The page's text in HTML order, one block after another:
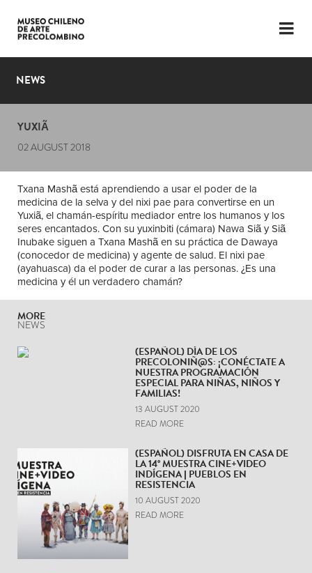
LANGUAGE
PLAN YOUR VISIT
EXHIBITIONS
THE MUSEUM
NEWS
LATEST VIDEOS
NEWS
YUXIÃ
02 AUGUST 2018
Txana Mashã está aprendiendo a usar el poder de la
medicina de la selva y del nixi pae para convertirse en un
Yuxiã, el chamán-espíritu mediador entre los humanos y los
seres encantados. Con su yuxinbiti (cámara) Nawa Siã y Siã
Inubake siguen a Txana Mashã en su práctica de Dawaya
(conocedor de medicina) y agente de salud. El nixi pae
(ayahuasca) da el poder de curar a las personas. ¿Es una
medicina y él un verdadero chamán?
MORE
NEWS
(ESPAÑOL) DÍA DE LOS
PRECOLONIÑ@S: ¡CONÉCTATE A
NUESTRA PROGRAMACIÓN
ESPECIAL PARA NIÑAS, NIÑOS Y
FAMILIAS!
13 AUGUST 2020
READ MORE
(ESPAÑOL) DISFRUTA EN CASA DE
LA 14° MUESTRA CINE+VIDEO
INDÍGENA | PUEBLOS EN
RESISTENCIA
10 AUGUST 2020
READ MORE